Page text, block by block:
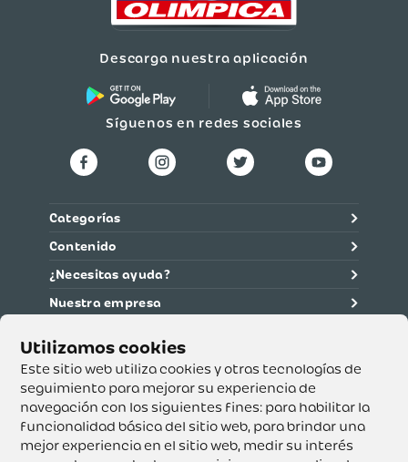
Este sitio web utiliza cookies y otras tecnologías de
seguimiento para mejorar su experiencia de
navegación con los siguientes fines: para habilitar la
funcionalidad básica del sitio web, para brindar una
mejor experiencia en el sitio web, medir su interés
Descarga nuestra aplicación
Síguenos en redes sociales
Categorías
Contenido
¿Necesitas ayuda?
Nuestra empresa
Supertiendas y Drogería Olímpica S.A. - Nit 890.107.487 -
Dirección de notificación: Calle 53 No. 46-192 local 3-01
Teléfono: 3232540999 - Correo:
servicioalcliente@olimpica.com.co